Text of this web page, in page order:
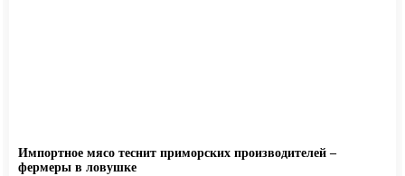
Импортное мясо теснит приморских производителей –
фермеры в ловушке